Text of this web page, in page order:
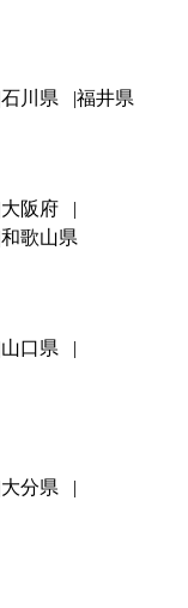
石川県 福井県
大阪府
和歌山県
山口県
大分県